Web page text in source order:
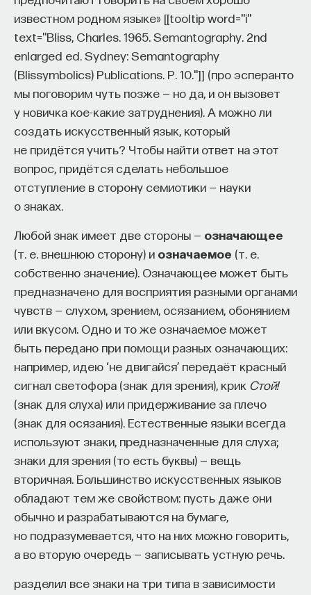
известном родном языке» [[tooltip word="i"
text="Bliss, Charles. 1965. Semantography. 2nd
enlarged ed. Sydney: Semantography
(Blissymbolics) Publications. P. 10."]] (про эсперанто
мы поговорим чуть позже — но да, и он вызовет
у новичка кое-какие затруднения). А можно ли
создать искусственный язык, который
не придётся учить? Чтобы найти ответ на этот
вопрос, придётся сделать небольшое
отступление в сторону семиотики — науки
о знаках.
Любой знак имеет две стороны — означающее
(т. е. внешнюю сторону) и означаемое (т. е.
собственно значение). Означающее может быть
предназначено для восприятия разными органами
чувств — слухом, зрением, осязанием, обонянием
или вкусом. Одно и то же означаемое может
быть передано при помощи разных означающих:
например, идею ‘не двигайся’ передаёт красный
сигнал светофора (знак для зрения), крик Стой!
(знак для слуха) или придерживание за плечо
(знак для осязания). Естественные языки всегда
используют знаки, предназначенные для слуха;
знаки для зрения (то есть буквы) — вещь
вторичная. Большинство искусственных языков
обладают тем же свойством: пусть даже они
обычно и разрабатываются на бумаге,
но подразумевается, что на них можно говорить,
а во вторую очередь — записывать устную речь.
разделил все знаки на три типа в зависимости